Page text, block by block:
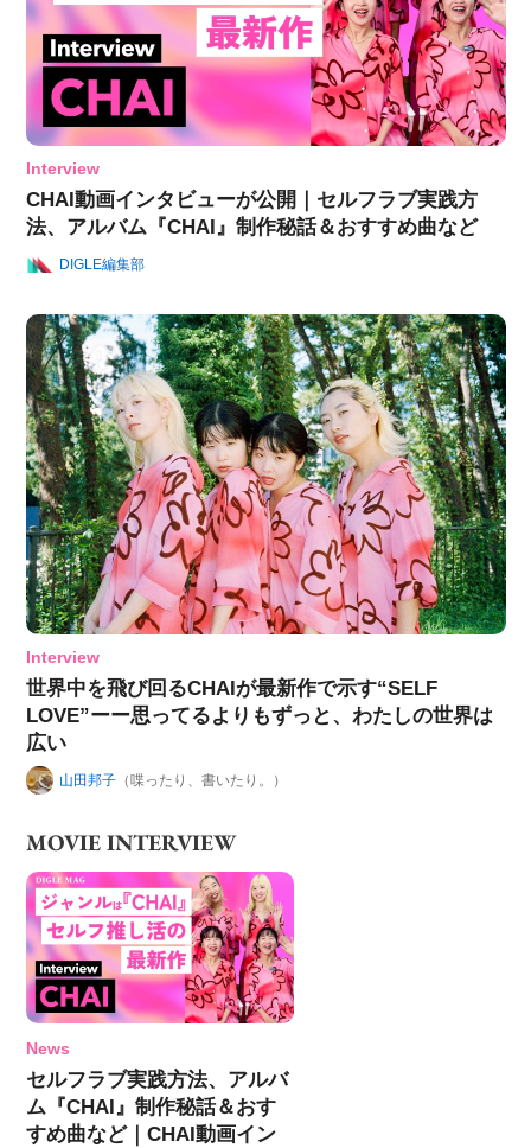
Interview
CHAI動画インタビューが公開｜セルフラブ実践方
法、アルバム『CHAI』制作秘話＆おすすめ曲など
DIGLE編集部
Interview
世界中を飛び回るCHAIが最新作で示す“SELF
LOVE”ーー思ってるよりもずっと、わたしの世界は
広い
山田邦子 （喋ったり、書いたり。）
MOVIE INTERVIEW
News
セルフラブ実践方法、アルバ
ム『CHAI』制作秘話＆おす
すめ曲など｜CHAI動画イン